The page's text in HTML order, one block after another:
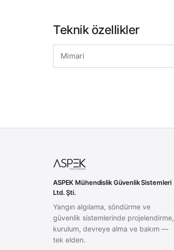
Teknik özellikler
Mimari
ASPEK Mühendislik Güvenlik Sistemleri
Ltd. Şti.
Yangın algılama, söndürme ve
güvenlik sistemlerinde projelendirme,
kurulum, devreye alma ve bakım —
tek elden.